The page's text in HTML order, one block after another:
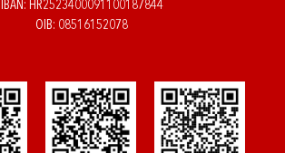
IBAN: HR2523400091100187844
OIB: 08516152078